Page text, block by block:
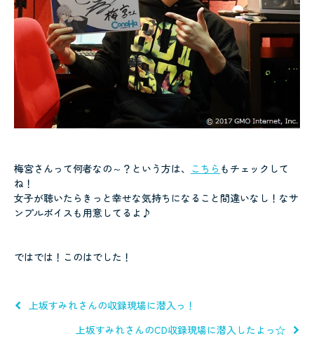
梅宮さんって何者なの～？という方は、 こちら もチェックして
ね！
女子が聴いたらきっと幸せな気持ちになること間違いなし！なサ
ンプルボイスも用意してるよ♪
ではでは！このはでした！
上坂すみれさんの収録現場に潜入っ！
上坂すみれさんのCD収録現場に潜入したよっ☆